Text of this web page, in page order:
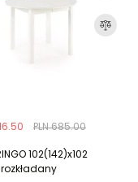
PLN 685.00
102(142)x102